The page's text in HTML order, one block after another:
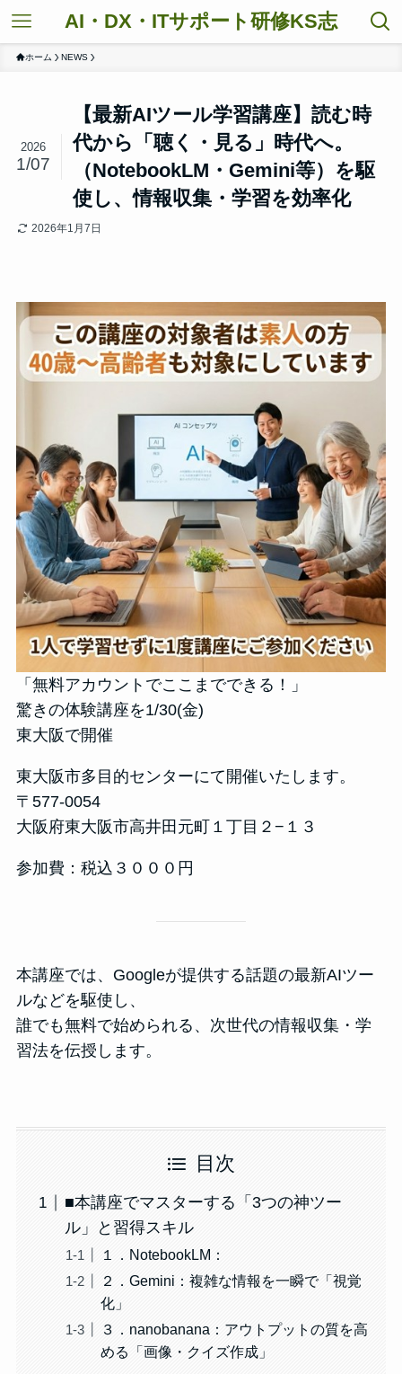
AI・DX・ITサポート研修KS志
ホーム NEWS
【最新AIツール学習講座】読む時
代から「聴く・見る」時代へ。
（NotebookLM・Gemini等）を駆
使し、情報収集・学習を効率化
2026
1/07
2026年1月7日
「無料アカウントでここまでできる！」
驚きの体験講座を1/30(金)
東大阪で開催
東大阪市多目的センターにて開催いたします。
〒577-0054
大阪府東大阪市高井田元町１丁目２−１３
参加費：税込３０００円
本講座では、Googleが提供する話題の最新AIツー
ルなどを駆使し、
誰でも無料で始められる、次世代の情報収集・学
習法を伝授します。
目次
■本講座でマスターする「3つの神ツー
ル」と習得スキル
１．NotebookLM：
２．Gemini：複雑な情報を一瞬で「視覚
化」
３．nanobanana：アウトプットの質を高
める「画像・クイズ作成」